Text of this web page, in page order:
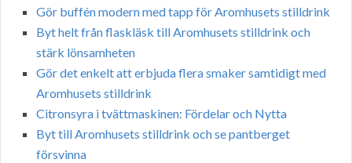
Gör buffén modern med tapp för Aromhusets stilldrink
Byt helt från flaskläsk till Aromhusets stilldrink och
stärk lönsamheten
Gör det enkelt att erbjuda flera smaker samtidigt med
Aromhusets stilldrink
Citronsyra i tvättmaskinen: Fördelar och Nytta
Byt till Aromhusets stilldrink och se pantberget
försvinna